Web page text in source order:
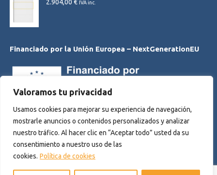
Valoramos tu privacidad
Usamos cookies para mejorar su experiencia de navegación,
mostrarle anuncios o contenidos personalizados y analizar
nuestro tráfico. Al hacer clic en “Aceptar todo” usted da su
consentimiento a nuestro uso de las
cookies. Política de cookies
2.904,00 € IVA inc.
Financiado por la Unión Europea – NextGenerationEU